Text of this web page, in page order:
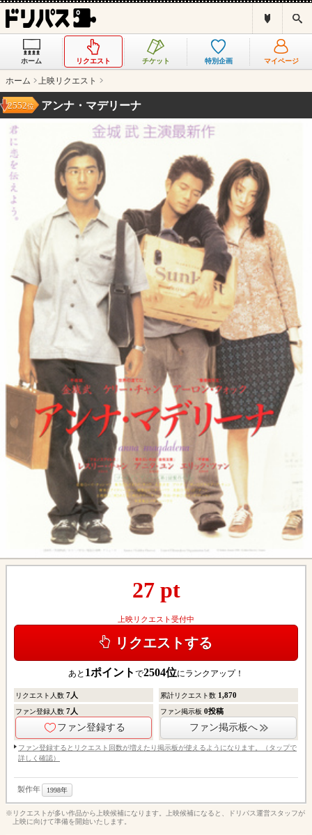
ス
ホーム リクエスト チケット 特別企画 マイページ
ホーム 上映リクエスト
アンナ・マデリーナ
2552位
27pt
上映リクエスト受付中
リクエストする
あと 1ポイント で2504位にランクアップ！
リクエスト人数 7人 累計リクエスト数 1,870
ファン登録人数 7人
ファン登録する
ファン掲示板0投稿
ファン掲示板へ
ファン登録するとリクエスト回数が増えたり掲示板が使えるようになります。（タップで
詳しく確認）
製作年 1998年
※リクエストが多い作品から上映候補になります。上映候補になると、ドリパス運営スタッフが
上映に向けて準備を開始いたします。